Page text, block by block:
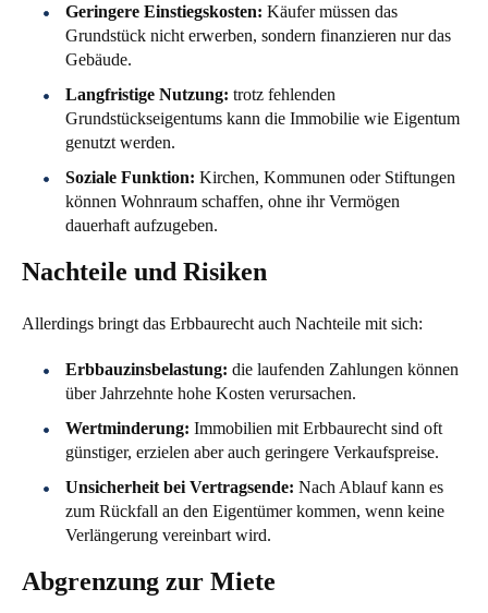
Geringere Einstiegskosten: Käufer müssen das
Grundstück nicht erwerben, sondern finanzieren nur das
Gebäude.
Langfristige Nutzung: trotz fehlenden
Grundstückseigentums kann die Immobilie wie Eigentum
genutzt werden.
Soziale Funktion: Kirchen, Kommunen oder Stiftungen
können Wohnraum schaffen, ohne ihr Vermögen
dauerhaft aufzugeben.
Nachteile und Risiken
Allerdings bringt das Erbbaurecht auch Nachteile mit sich:
Erbbauzinsbelastung: die laufenden Zahlungen können
über Jahrzehnte hohe Kosten verursachen.
Wertminderung: Immobilien mit Erbbaurecht sind oft
günstiger, erzielen aber auch geringere Verkaufspreise.
Unsicherheit bei Vertragsende: Nach Ablauf kann es
zum Rückfall an den Eigentümer kommen, wenn keine
Verlängerung vereinbart wird.
Abgrenzung zur Miete